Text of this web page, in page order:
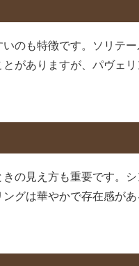
のも特徴です。ソリテ
がありますが、パヴェ
の見え方も重要です。
グは華やかで存在感が